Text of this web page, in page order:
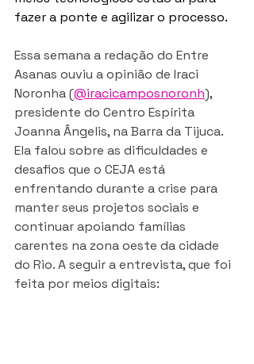
fazer a ponte e agilizar o processo.
Essa semana a redação do Entre
Asanas ouviu a opinião de Iraci
Noronha (@iracicamposnoronh),
presidente do Centro Espírita
Joanna Ângelis, na Barra da Tijuca.
Ela falou sobre as dificuldades e
desafios que o CEJA está
enfrentando durante a crise para
manter seus projetos sociais e
continuar apoiando famílias
carentes na zona oeste da cidade
do Rio. A seguir a entrevista, que foi
feita por meios digitais: